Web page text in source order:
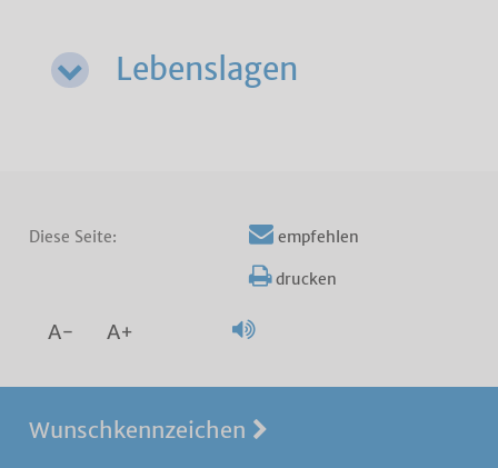
Lebenslagen
Diese Seite: empfehlen
drucken
A- A+
Wunschkennzeichen